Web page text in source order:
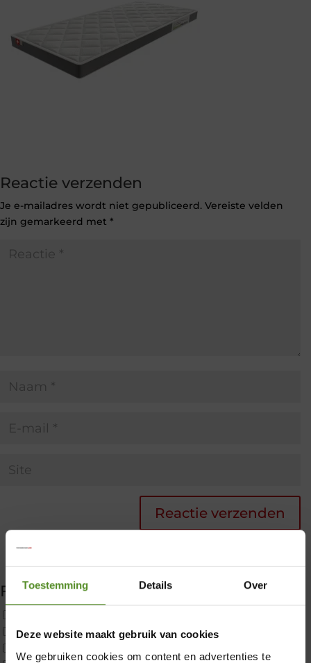
Toestemming Details Over
Deze website maakt gebruik van cookies
We gebruiken cookies om content en advertenties te
Reactie verzenden
Je e-mailadres wordt niet gepubliceerd. Vereiste velden
zijn gemarkeerd met *
Filter producten
2x p650 1pers